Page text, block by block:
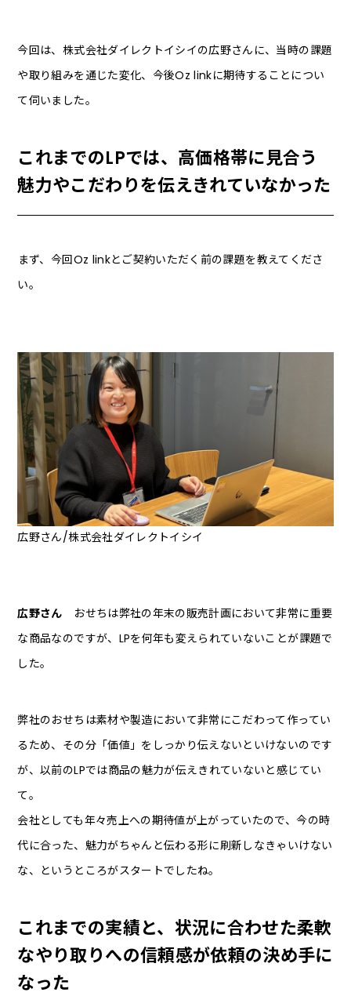
今回は、株式会社ダイレクトイシイの広野さんに、当時の課題
や取り組みを通じた変化、今後Oz linkに期待することについ
て伺いました。
これまでのLPでは、高価格帯に見合う
魅力やこだわりを伝えきれていなかった
――まず、今回Oz linkとご契約いただく前の課題を教えてくださ
い。
広野さん/株式会社ダイレクトイシイ
広野さん おせちは弊社の年末の販売計画において非常に重要
な商品なのですが、LPを何年も変えられていないことが課題で
した。
弊社のおせちは素材や製造において非常にこだわって作ってい
るため、その分「価値」をしっかり伝えないといけないのです
が、以前のLPでは商品の魅力が伝えきれていないと感じてい
て。
会社としても年々売上への期待値が上がっていたので、今の時
代に合った、魅力がちゃんと伝わる形に刷新しなきゃいけない
な、というところがスタートでしたね。
これまでの実績と、状況に合わせた柔軟
なやり取りへの信頼感が依頼の決め手に
なった